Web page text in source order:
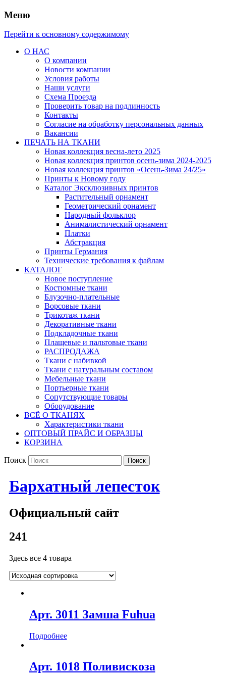
Меню
Перейти к основному содержимому
О НАС
О компании
Новости компании
Условия работы
Наши услуги
Схема Проезда
Проверить товар на подлинность
Контакты
Согласие на обработку персональных данных
Вакансии
ПЕЧАТЬ НА ТКАНИ
Новая коллекция весна-лето 2025
Новая коллекция принтов осень-зима 2024-2025
Новая коллекция принтов «Осень-Зима 24/25»
Принты к Новому году
Каталог Эксклюзивных принтов
Растительный орнамент
Геометрический орнамент
Народный фольклор
Анималистический орнамент
Платки
Абстракция
Принты Германия
Технические требования к файлам
КАТАЛОГ
Новое поступление
Костюмные ткани
Блузочно-плательные
Ворсовые ткани
Трикотаж ткани
Декоративные ткани
Подкладочные ткани
Плащевые и пальтовые ткани
РАСПРОДАЖА
Ткани с набивкой
Ткани с натуральным составом
Мебельные ткани
Портьерные ткани
Сопутствующие товары
Оборудование
ВСЁ О ТКАНЯХ
Характеристики ткани
ОПТОВЫЙ ПРАЙС И ОБРАЗЦЫ
КОРЗИНА
Поиск
Бархатный лепесток
Официальный сайт
241
Здесь все 4 товара
Арт. 3011 Замша Fuhua
Подробнее
Арт. 1018 Поливискоза